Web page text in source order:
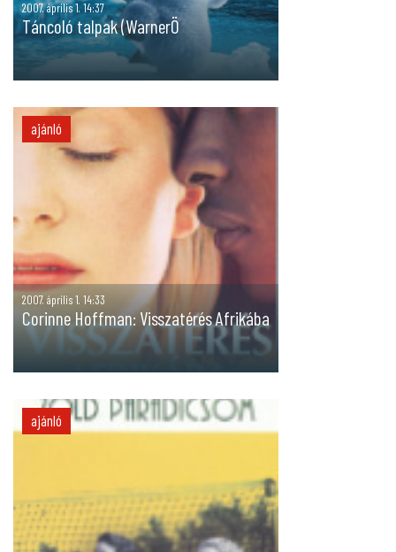
2007. április 1. 14:37
Táncoló talpak (WarnerÖ
ajánló
2007. április 1. 14:33
Corinne Hoffman: Visszatérés Afrikába
ajánló